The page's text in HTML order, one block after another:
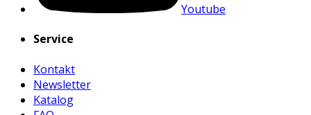
Youtube
Service
Kontakt
Newsletter
Katalog